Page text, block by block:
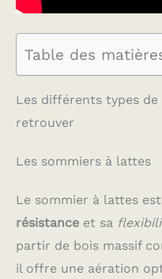
Table des
Les différents types de
retrouver
Les sommiers à lattes
Le sommier à lattes
résistance et sa
partir de bois massif
il offre une aération